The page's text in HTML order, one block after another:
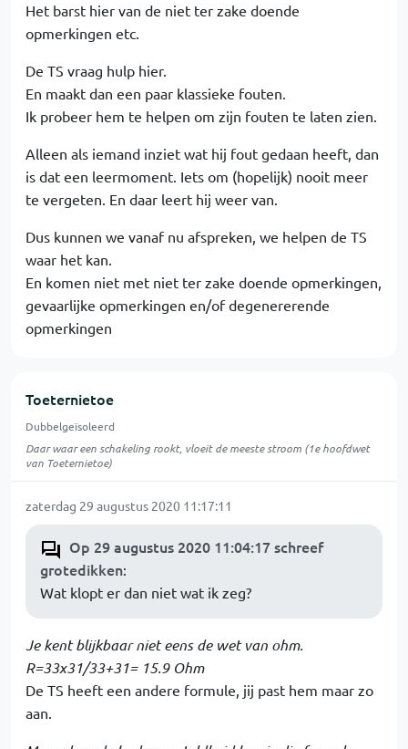
Het barst hier van de niet ter zake doende
opmerkingen etc.
De TS vraag hulp hier.
En maakt dan een paar klassieke fouten.
Ik probeer hem te helpen om zijn fouten te laten zien.
Alleen als iemand inziet wat hij fout gedaan heeft, dan
is dat een leermoment. Iets om (hopelijk) nooit meer
te vergeten. En daar leert hij weer van.
Dus kunnen we vanaf nu afspreken, we helpen de TS
waar het kan.
En komen niet met niet ter zake doende opmerkingen,
gevaarlijke opmerkingen en/of degenererende
opmerkingen
Toeternietoe
Dubbelgeïsoleerd
Daar waar een schakeling rookt, vloeit de meeste stroom (1e hoofdwet
van Toeternietoe)
zaterdag 29 augustus 2020 11:17:11
Op 29 augustus 2020 11:04:17 schreef
grotedikken:
Wat klopt er dan niet wat ik zeg?
Je kent blijkbaar niet eens de wet van ohm.
R=33x31/33+31= 15.9 Ohm
De TS heeft een andere formule, jij past hem maar zo
aan.